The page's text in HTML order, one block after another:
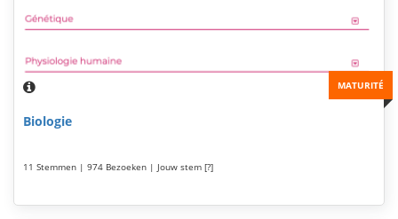
MATURITÉ
Biologie
11 Stemmen | 974 Bezoeken | Jouw stem [?]